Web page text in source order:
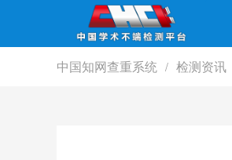
中国知网查重系统 / 检测资讯